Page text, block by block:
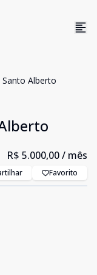
Santo Alberto
R$ 5.000,00/ mês
Favorito